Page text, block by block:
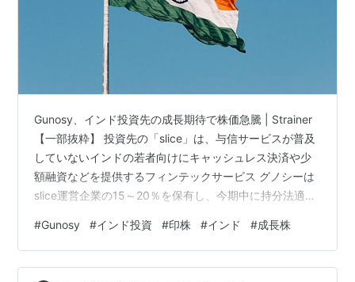
Gunosy、インド投資先の成長期待で株価急騰 | Strainer
【一部抜粋】 投資先の「slice」は、与信サービスが普及
していないインドの若者向けにキャッシュレス決済や少
額融資などを提供するフィンテックサービス グノシーは
slice運営企業の15～20％を保有し、今期中に持分法適用
明資料 アーリー faircent Faircent: Peer to Peer Lending
India | P2P Loan | P2P Lending India WIZKLUB
WizKlub - An Innovation Platform …
#Gunosy #インド投資 #印株 #インド #成長株